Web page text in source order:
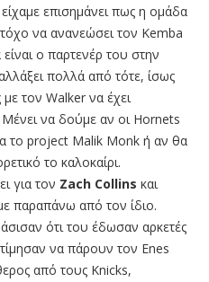
είχαμε επισημάνει πως η ομάδα
να ανανεώσει τον Kemba
ο παρτενέρ του στην
πολλά από τότε, ίσως
τον Walker να έχει
να δούμε αν οι Hornets
το project Malik Monk ή αν θα
το καλοκαίρι.
για τον Zach Collins και
παραπάνω από τον ίδιο.
ότι του έδωσαν αρκετές
να πάρουν τον Enes
από τους Knicks,